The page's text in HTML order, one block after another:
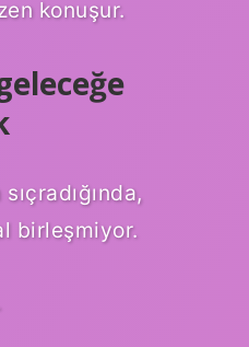
konuşur.
birleşmiyor.